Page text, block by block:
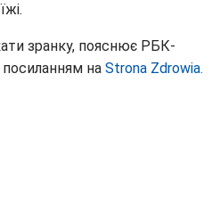
зранку, пояснює РБК-
на Strona Zdrowia.